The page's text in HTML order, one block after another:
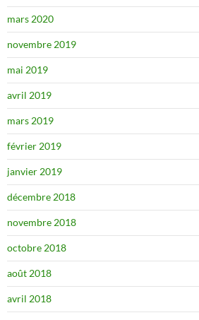
mars 2020
novembre 2019
mai 2019
avril 2019
mars 2019
février 2019
janvier 2019
décembre 2018
novembre 2018
octobre 2018
août 2018
avril 2018